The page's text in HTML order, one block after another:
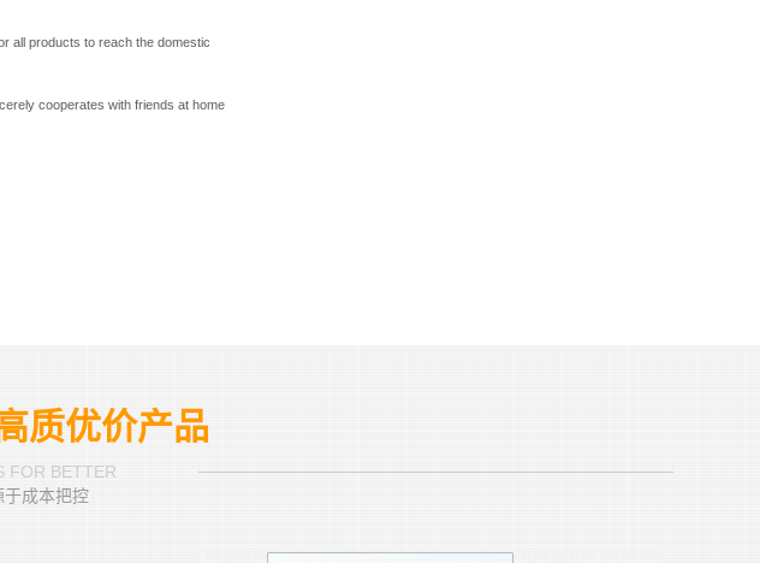
all products to reach the domestic
cooperates with friends at home
质优价产品
FOR BETTER
于成本把控